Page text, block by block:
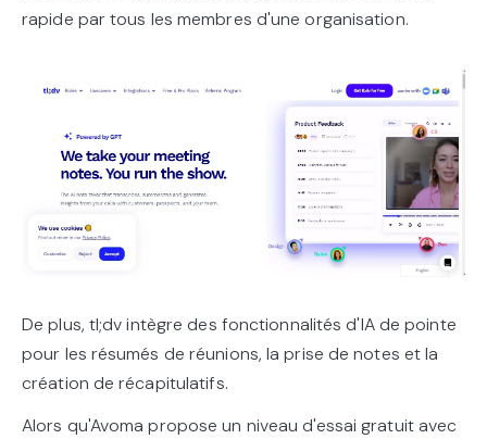
rapide par tous les membres d'une organisation.
De plus, tl;dv intègre des fonctionnalités d'IA de pointe
pour les résumés de réunions, la prise de notes et la
création de récapitulatifs.
Alors qu'Avoma propose un niveau d'essai gratuit avec